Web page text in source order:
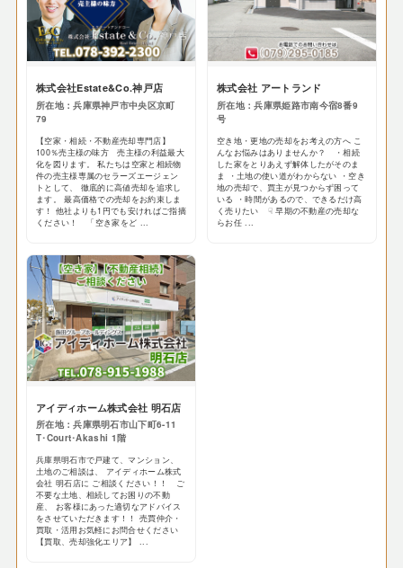
株式会社Estate&Co.神戸店
所在地：兵庫県神戸市中央区京町
79
【空家・相続・不動産売却専門店】
100％売主様の味方 売主様の利益最大
化を図ります。 私たちは空家と相続物
件の売主様専属のセラーズエージェン
トとして、 徹底的に高値売却を追求し
ます。 最高価格での売却をお約束しま
す！ 他社よりも1円でも安ければご指摘
ください！ 「空き家をど ...
株式会社 アートランド
所在地：兵庫県姫路市南今宿8番9
号
空き地・更地の売却をお考えの方へ こ
んなお悩みはありませんか？ ・相続
した家をとりあえず解体したがそのま
ま ・土地の使い道がわからない ・空き
地の売却で、買主が見つからず困って
いる ・時間があるので、できるだけ高
く売りたい ☟ 早期の不動産の売却な
らお任 ...
アイディホーム株式会社 明石店
所在地：兵庫県明石市山下町6-11
T･Court･Akashi 1階
兵庫県明石市で戸建て、マンション、
土地のご相談は、 アイディホーム株式
会社 明石店に ご相談ください！！ ご
不要な土地、相続してお困りの不動
産、 お客様にあった適切なアドバイス
をさせていただきます！！ 売買仲介・
買取・活用お気軽にお問合せください
【買取、売却強化エリア】 ...